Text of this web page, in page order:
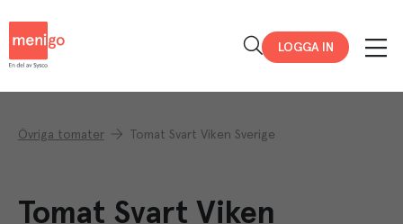
LOGGA IN
Övriga tomater Tomat Svart Viken Sverige
Tomat Svart Viken